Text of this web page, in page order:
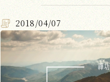
2018/04/07